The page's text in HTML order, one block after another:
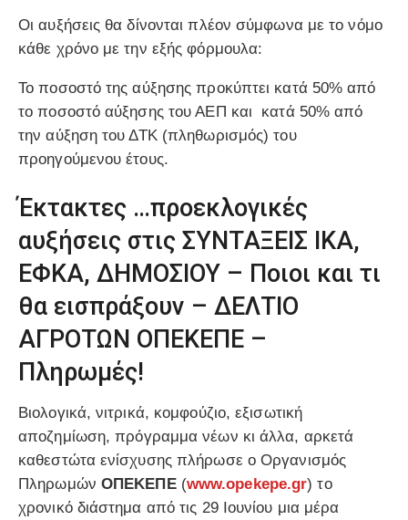
Οι αυξήσεις θα δίνονται πλέον σύμφωνα με το νόμο
κάθε χρόνο με την εξής φόρμουλα:
Το ποσοστό της αύξησης προκύπτει κατά 50% από
το ποσοστό αύξησης του ΑΕΠ και κατά 50% από
την αύξηση του ΔΤΚ (πληθωρισμός) του
προηγούμενου έτους.
Έκτακτες …προεκλογικές
αυξήσεις στις ΣΥΝΤΑΞΕΙΣ ΙΚΑ,
ΕΦΚΑ, ΔΗΜΟΣΙΟΥ – Ποιοι και τι
θα εισπράξουν – ΔΕΛΤΙΟ
ΑΓΡΟΤΩΝ ΟΠΕΚΕΠΕ –
Πληρωμές!
Βιολογικά, νιτρικά, κομφούζιο, εξισωτική
αποζημίωση, πρόγραμμα νέων κι άλλα, αρκετά
καθεστώτα ενίσχυσης πλήρωσε ο Οργανισμός
Πληρωμών ΟΠΕΚΕΠΕ(www.opekepe.gr) το
χρονικό διάστημα από τις 29 Ιουνίου μια μέρα